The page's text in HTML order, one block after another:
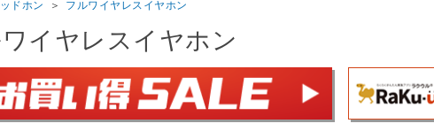
ドホン ＞ フルワイヤレスイヤホン
イヤレスイヤホン